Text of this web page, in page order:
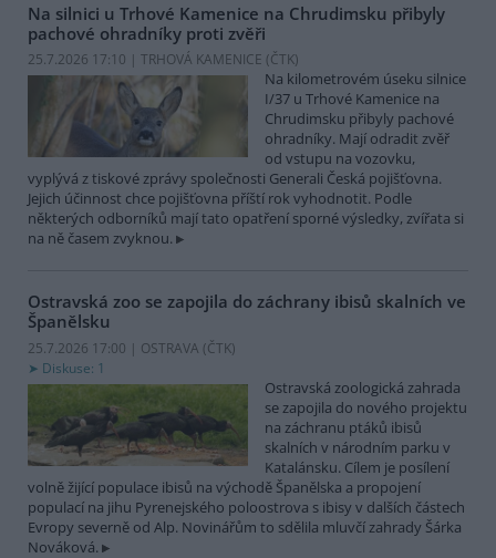
Na silnici u Trhové Kamenice na Chrudimsku přibyly
pachové ohradníky proti zvěři
25.7.2026 17:10 | TRHOVÁ KAMENICE (ČTK)
Na kilometrovém úseku silnice
I/37 u Trhové Kamenice na
Chrudimsku přibyly pachové
ohradníky. Mají odradit zvěř
od vstupu na vozovku,
vyplývá z tiskové zprávy společnosti Generali Česká pojišťovna.
Jejich účinnost chce pojišťovna příští rok vyhodnotit. Podle
některých odborníků mají tato opatření sporné výsledky, zvířata si
na ně časem zvyknou.
Ostravská zoo se zapojila do záchrany ibisů skalních ve
Španělsku
25.7.2026 17:00 | OSTRAVA (ČTK)
Diskuse: 1
Ostravská zoologická zahrada
se zapojila do nového projektu
na záchranu ptáků ibisů
skalních v národním parku v
Katalánsku. Cílem je posílení
volně žijící populace ibisů na východě Španělska a propojení
populací na jihu Pyrenejského poloostrova s ibisy v dalších částech
Evropy severně od Alp. Novinářům to sdělila mluvčí zahrady Šárka
Nováková.